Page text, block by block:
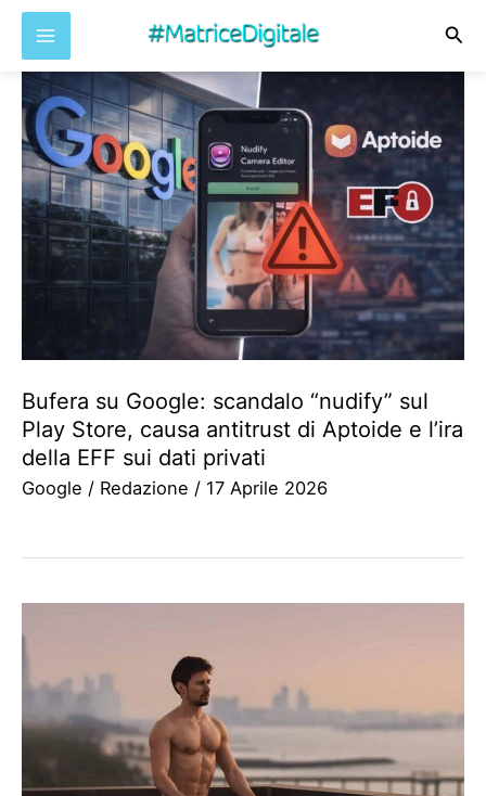
contenuto
Bufera su Google: scandalo “nudify” sul
Play Store, causa antitrust di Aptoide e l’ira
della EFF sui dati privati
Google / Redazione / 17 Aprile 2026